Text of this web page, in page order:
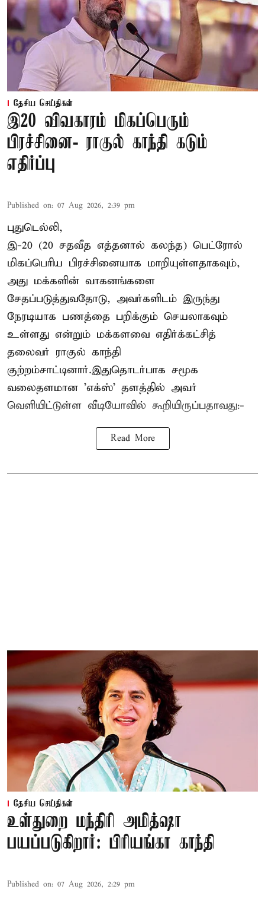
தேசிய செய்திகள்
இ20 விவகாரம் மிகப்பெரும்
பிரச்சினை- ராகுல் காந்தி கடும்
எதிர்ப்பு
Published on: 07 Aug 2026, 2:39 pm
புதுடெல்லி,
இ-20 (20 சதவீத எத்தனால் கலந்த) பெட்ரோல்
மிகப்பெரிய பிரச்சினையாக மாறியுள்ளதாகவும்,
அது மக்களின் வாகனங்களை
சேதப்படுத்துவதோடு, அவர்களிடம் இருந்து
நேரடியாக பணத்தை பறிக்கும் செயலாகவும்
உள்ளது என்றும் மக்களவை எதிர்க்கட்சித்
தலைவர் ராகுல் காந்தி
குற்றம்சாட்டினார்.இதுதொடர்பாக சமூக
வலைதளமான 'எக்ஸ்' தளத்தில் அவர்
வெளியிட்டுள்ள வீடியோவில் கூறியிருப்பதாவது:-
Read More
தேசிய செய்திகள்
உள்துறை மந்திரி அமித்ஷா
பயப்படுகிறார்: பிரியங்கா காந்தி
Published on: 07 Aug 2026, 2:29 pm